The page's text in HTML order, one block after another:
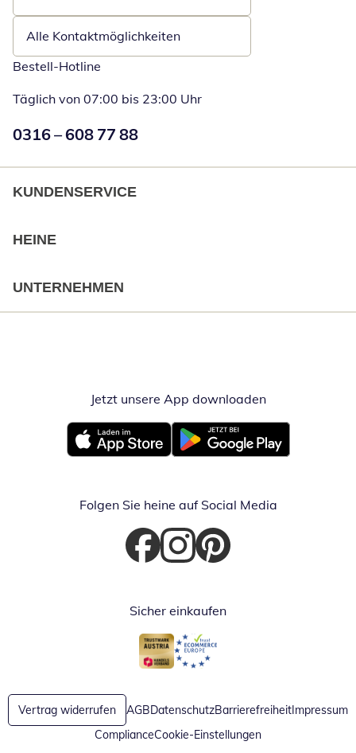
Alle Kontaktmöglichkeiten
Bestell-Hotline
Täglich von 07:00 bis 23:00 Uhr
Numéro de téléphone:
0316 – 608 77 88
KUNDENSERVICE
HEINE
UNTERNEHMEN
Jetzt unsere App downloadenÖffnet in
Öffnet in neuem FensterÖffnet in neuem Fenster
Folgen Sie heine auf Social Media
Öffnet in neuem Fenster
Öffnet in neuem Fenster
Öffnet in neuem Fenster
Sicher einkaufen
Öffnet in neuem Fenster
Öffnet in neuem Fenster
Vertrag widerrufen AGBDatenschutzBarrierefreiheitImpressum
ComplianceCookie-Einstellungen